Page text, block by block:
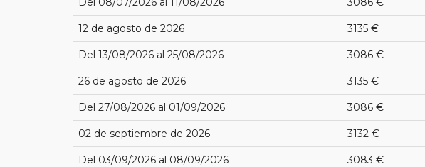
12 de agosto de 2026 3135 €
Del 13/08/2026 al 25/08/2026 3086 €
26 de agosto de 2026 3135 €
Del 27/08/2026 al 01/09/2026 3086 €
02 de septiembre de 2026 3132 €
Del 03/09/2026 al 08/09/2026 3083 €